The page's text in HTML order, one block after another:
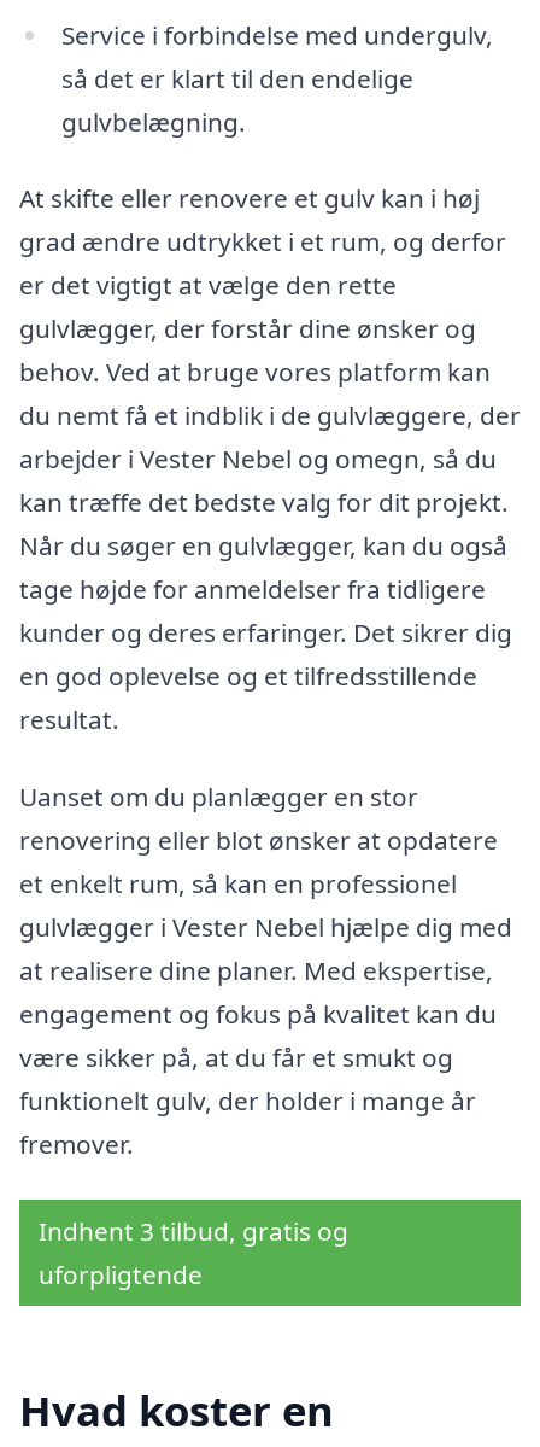
Service i forbindelse med undergulv,
så det er klart til den endelige
gulvbelægning.
At skifte eller renovere et gulv kan i høj
grad ændre udtrykket i et rum, og derfor
er det vigtigt at vælge den rette
gulvlægger, der forstår dine ønsker og
behov. Ved at bruge vores platform kan
du nemt få et indblik i de gulvlæggere, der
arbejder i Vester Nebel og omegn, så du
kan træffe det bedste valg for dit projekt.
Når du søger en gulvlægger, kan du også
tage højde for anmeldelser fra tidligere
kunder og deres erfaringer. Det sikrer dig
en god oplevelse og et tilfredsstillende
resultat.
Uanset om du planlægger en stor
renovering eller blot ønsker at opdatere
et enkelt rum, så kan en professionel
gulvlægger i Vester Nebel hjælpe dig med
at realisere dine planer. Med ekspertise,
engagement og fokus på kvalitet kan du
være sikker på, at du får et smukt og
funktionelt gulv, der holder i mange år
fremover.
Indhent 3 tilbud, gratis og
uforpligtende
Hvad koster en